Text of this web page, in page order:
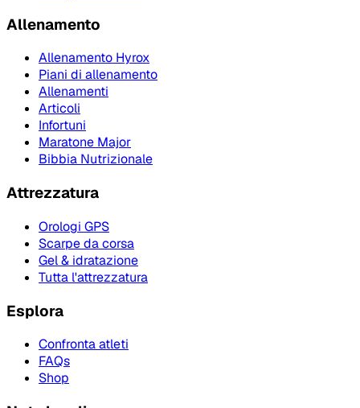
Allenamento
Allenamento Hyrox
Piani di allenamento
Allenamenti
Articoli
Infortuni
Maratone Major
Bibbia Nutrizionale
Attrezzatura
Orologi GPS
Scarpe da corsa
Gel & idratazione
Tutta l'attrezzatura
Esplora
Confronta atleti
FAQs
Shop